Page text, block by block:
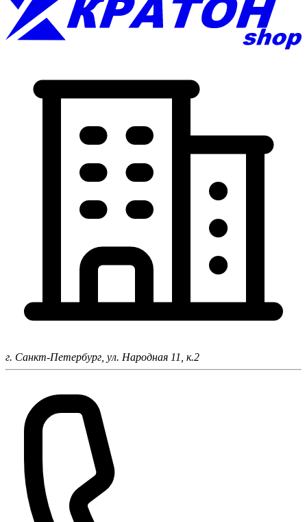
г. Санкт-Петербург, ул. Народная 11, к.2